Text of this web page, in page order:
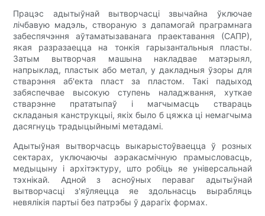
Працэс адытыўнай вытворчасці звычайна ўключае
лічбавую мадэль, створаную з дапамогай праграмнага
забеспячэння аўтаматызаванага праектавання (САПР),
якая разразаецца на тонкія гарызантальныя пласты.
Затым вытворчая машына накладвае матэрыял,
напрыклад, пластык або метал, у дакладныя ўзоры для
стварэння аб'екта пласт за пластом. Такі падыход
забяспечвае высокую ступень наладжвання, хуткае
стварэнне прататыпаў і магчымасць ствараць
складаныя канструкцыі, якіх было б цяжка ці немагчыма
дасягнуць традыцыйнымі метадамі.
Адытыўная вытворчасць выкарыстоўваецца ў розных
сектарах, уключаючы аэракасмічную прамысловасць,
медыцыну і архітэктуру, што робіць яе універсальнай
тэхнікай. Адной з асноўных пераваг адытыўнай
вытворчасці з'яўляецца яе здольнасць вырабляць
невялікія партыі без патрэбы ў дарагіх формах.